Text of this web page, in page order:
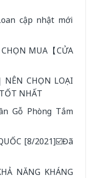
cập nhật mới
MUA【CỬA
NÊN CHỌN LOẠI
NHẤT
Gỗ Phòng Tắm
[8/2021]☑️Đã
NĂNG KHÁNG